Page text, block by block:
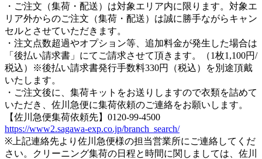
・ご注文（集荷・配送）は対象エリア内に限ります。対象エ
リア外からのご注文（集荷・配送）は誠に勝手ながらキャン
セルとさせていただきます。
・注文点数超過やオプション等、追加料金が発生した場合は
「後払い請求書」にてご請求させて頂きます。（1枚1,100円/
税込）※後払い請求書発行手数料330円（税込）を別途頂戴
いたします。
・ご注文後に、集荷キットをお送りしますので衣類を詰めて
いただき、佐川急便に集荷依頼のご連絡をお願いします。
【佐川急便集荷依頼先】0120-99-4500
https://www2.sagawa-exp.co.jp/branch_search/
※上記連絡先より佐川急便様の担当営業所にご連絡してくだ
さい。クリーニング集荷の日程と時間に関しましては、佐川